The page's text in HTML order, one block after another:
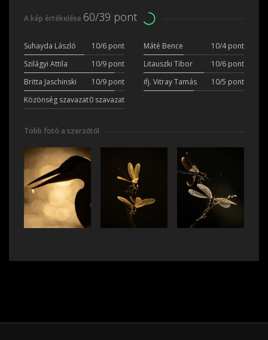
A kép értékelése 60/39 pont
Suhayda László 10/6 pont Máté Bence
10/4 pont
Szilágyi Attila
10/9 pont Litauszki Tibor
10/6 pont
Britta Jaschinski
10/9 pont ifj. Vitray Tamás
10/5 pont
Közönség szavazat0 szavazat
Több fotó a szerzőtől